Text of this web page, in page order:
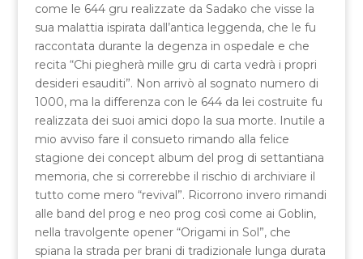
come le 644 gru realizzate da Sadako che visse la
sua malattia ispirata dall’antica leggenda, che le fu
raccontata durante la degenza in ospedale e che
recita “Chi piegherà mille gru di carta vedrà i propri
desideri esauditi”. Non arrivò al sognato numero di
1000, ma la differenza con le 644 da lei costruite fu
realizzata dei suoi amici dopo la sua morte. Inutile a
mio avviso fare il consueto rimando alla felice
stagione dei concept album del prog di settantiana
memoria, che si correrebbe il rischio di archiviare il
tutto come mero “revival”. Ricorrono invero rimandi
alle band del prog e neo prog così come ai Goblin,
nella travolgente opener “Origami in Sol”, che
spiana la strada per brani di tradizionale lunga durata